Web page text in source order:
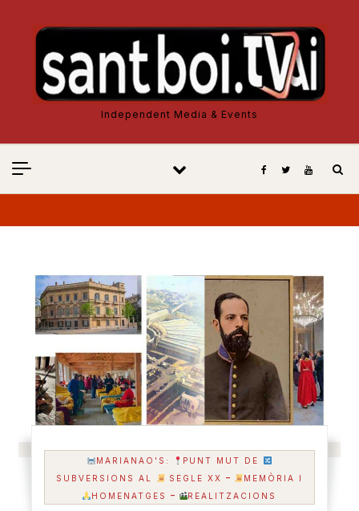
Independent Media & Events
MARIANAO'S:
PUNT MUT DE
SUBVERSIONS AL
SEGLE XX -
MEMÒRIA I
HOMENATGES
- REALITZACIONS